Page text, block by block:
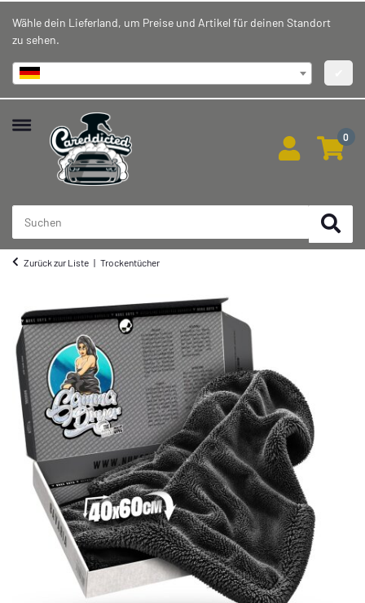
Wähle dein Lieferland, um Preise und Artikel für deinen Standort
zu sehen.
0
Zurück zur Liste Trockentücher